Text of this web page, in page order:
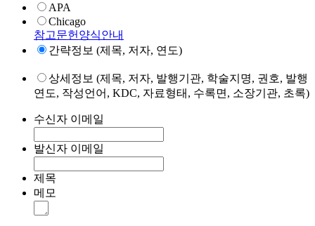
APA
Chicago
참고문헌양식안내
간략정보 (제목, 저자, 연도)
상세정보 (제목, 저자, 발행기관, 학술지명, 권호, 발행
연도, 작성언어, KDC, 자료형태, 수록면, 소장기관, 초록)
수신자 이메일
발신자 이메일
제목
메모